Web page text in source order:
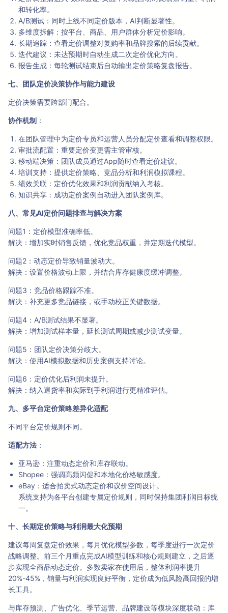
和转化率。
A/B测试：同时上线不同定价版本，AI判断显著性。
多维度拆解：按平台、商品、用户群体分析定价影响。
长期追踪：查看定价调整对复购率和品牌搜索的后续贡献。
迭代建议：未达预期时自动生成二次定价优化方向。
报告生成：每轮测试结束后自动输出定价策略复盘报告。
七、团队定价决策协作与能力建设
定价决策需要跨部门配合。
协作机制 ：
在团队管理中为定价专员和运营人员分配定价查看和调整权限。
审批流配置：重要定价变更需主管审核。
移动端决策：团队成员通过App随时查看定价建议。
培训支持：提供定价策略、竞品分析和利润模拟课程。
绩效关联：定价优化效果和利润贡献纳入考核。
知识共享：成功定价案例自动进入团队案例库。
八、常见AI定价问题排查与解决方案
问题1：定价模型准确率低。
解决：增加实时销售反馈，优化竞品权重，并定期迭代模型。
问题2：动态定价导致销量波动大。
解决：设置价格波动上限，并结合库存健康度缓冲调整。
问题3：竞品价格跟踪不准。
解决：补充更多竞品链接，或手动校正关键数据。
问题4：A/B测试结果不显著。
解决：增加测试样本量，延长测试周期或减少测试变量。
问题5：团队定价决策分歧大。
解决：使用AI模拟数据和历史案例支持讨论。
问题6：定价优化后利润未提升。
解决：纳入退货率和实际到手利润进行更精准评估。
九、多平台定价策略差异化适配
不同平台定价规则不同。
适配方法 ：
亚马逊：注重动态定价和库存联动。
Shopee：强调高频闪促和本地化价格敏感度。
eBay：适合拍卖式动态定价和议价空间设计。
系统支持为各平台创建专属定价规则，同时保持集团利润目标统
一。
十、长期定价策略与利润最大化预期
建议每周复盘定价效果，每月优化模型参数，每季度进行一次定价
战略调整。前三个月重点完成AI模型训练和核心规则建立，之后逐
步实现全商品动态定价。多数卖家在使用后，整体利润率提升
20%-45%，销量与利润实现良好平衡，定价成为低风险高回报的增
长工具。
与库存预测、广告优化、季节运营、品牌建设等模块深度联动：库